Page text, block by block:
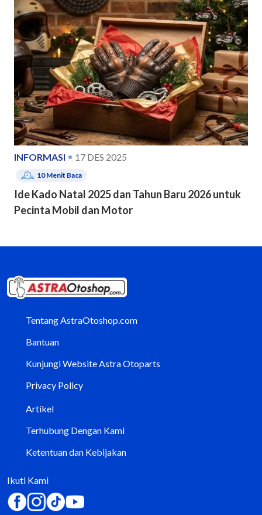
INFORMASI 17 DES 2025
10Menit Baca
Ide Kado Natal 2025 dan Tahun Baru 2026 untuk
Pecinta Mobil dan Motor
Tentang AstraOtoshop.com
Bantuan
Kunjungi Website Astra Otoparts
Privacy Policy
Artikel
Terhubung Dengan Kami
Ketentuan dan Kebijakan
Ikuti Kami